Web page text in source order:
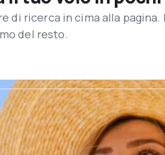
di ricerca in cima alla pagina.
del resto.